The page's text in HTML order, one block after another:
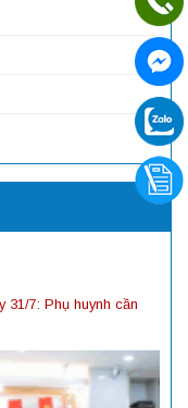
31/7: Phụ huynh cần